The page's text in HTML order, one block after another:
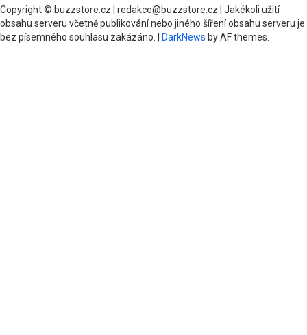
Copyright © buzzstore.cz | redakce@buzzstore.cz | Jakékoli užití
obsahu serveru včetně publikování nebo jiného šíření obsahu serveru je
bez písemného souhlasu zakázáno.
DarkNews by AF themes.